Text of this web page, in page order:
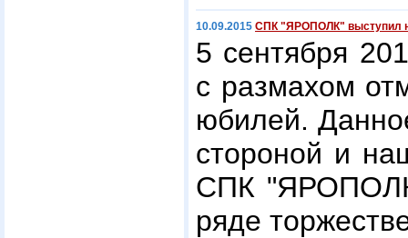
10.09.2015 СПК "ЯРОПОЛК" выступил
5 сентября
с размахом
юбилей.
стороной и
СПК
ряде